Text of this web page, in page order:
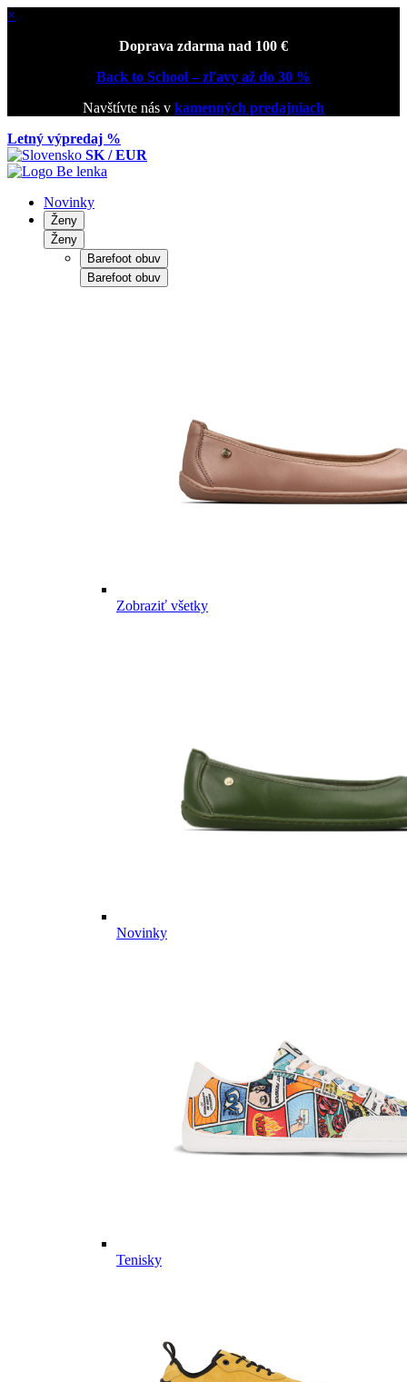
×
Doprava zdarma nad 100 €
Back to School – zľavy až do 30 %
Navštívte nás v kamenných predajniach
Letný výpredaj %
SK / EUR
Novinky
Ženy
Ženy
Barefoot obuv
Barefoot obuv
Zobraziť všetky
Novinky
Tenisky